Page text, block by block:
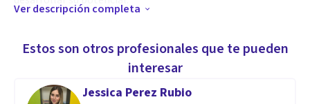
Además, apoyo a quienes presentan alteraciones
cognitivas, como problemas de memoria, atención,
planificación o toma de decisiones, ya sea por trastornos
Ver descripción completa
Estos son otros profesionales que te pueden
interesar
Jessica Perez Rubio